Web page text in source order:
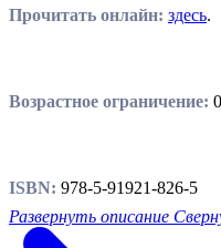
Прочитать онлайн: здесь.
Возрастное ограничение:
ISBN: 978-5-91921-826-5
Развернуть описание